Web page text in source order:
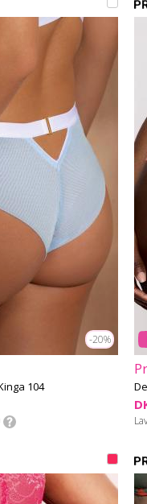
-20%
104